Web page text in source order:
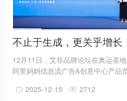
不止于生成，更关乎增长
何实现电商内容智能跃迁
12月11日，艾菲品牌论坛在奥运圣
阿里妈妈信息流广告&创意中心产品
为题，重点阐述了阿里妈妈凭借其对
2025-12-15 2712